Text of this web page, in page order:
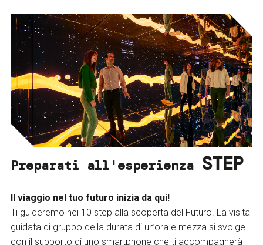
Preparati all'esperienza STEP
Il viaggio nel tuo futuro inizia da qui!
Ti guideremo nei 10 step alla scoperta del Futuro. La visita
guidata di gruppo della durata di un’ora e mezza si svolge
con il supporto di uno smartphone che ti accompagnerà